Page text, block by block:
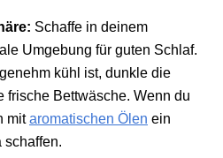
Schaffe in deinem
Umgebung für guten Schlaf.
kühl ist, dunkle die
frische Bettwäsche. Wenn du
mitaromatischen Ölen ein
schaffen.